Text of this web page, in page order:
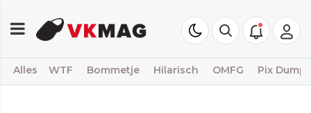
Alles WTF Bommetje Hilarisch OMFG Pix Dump